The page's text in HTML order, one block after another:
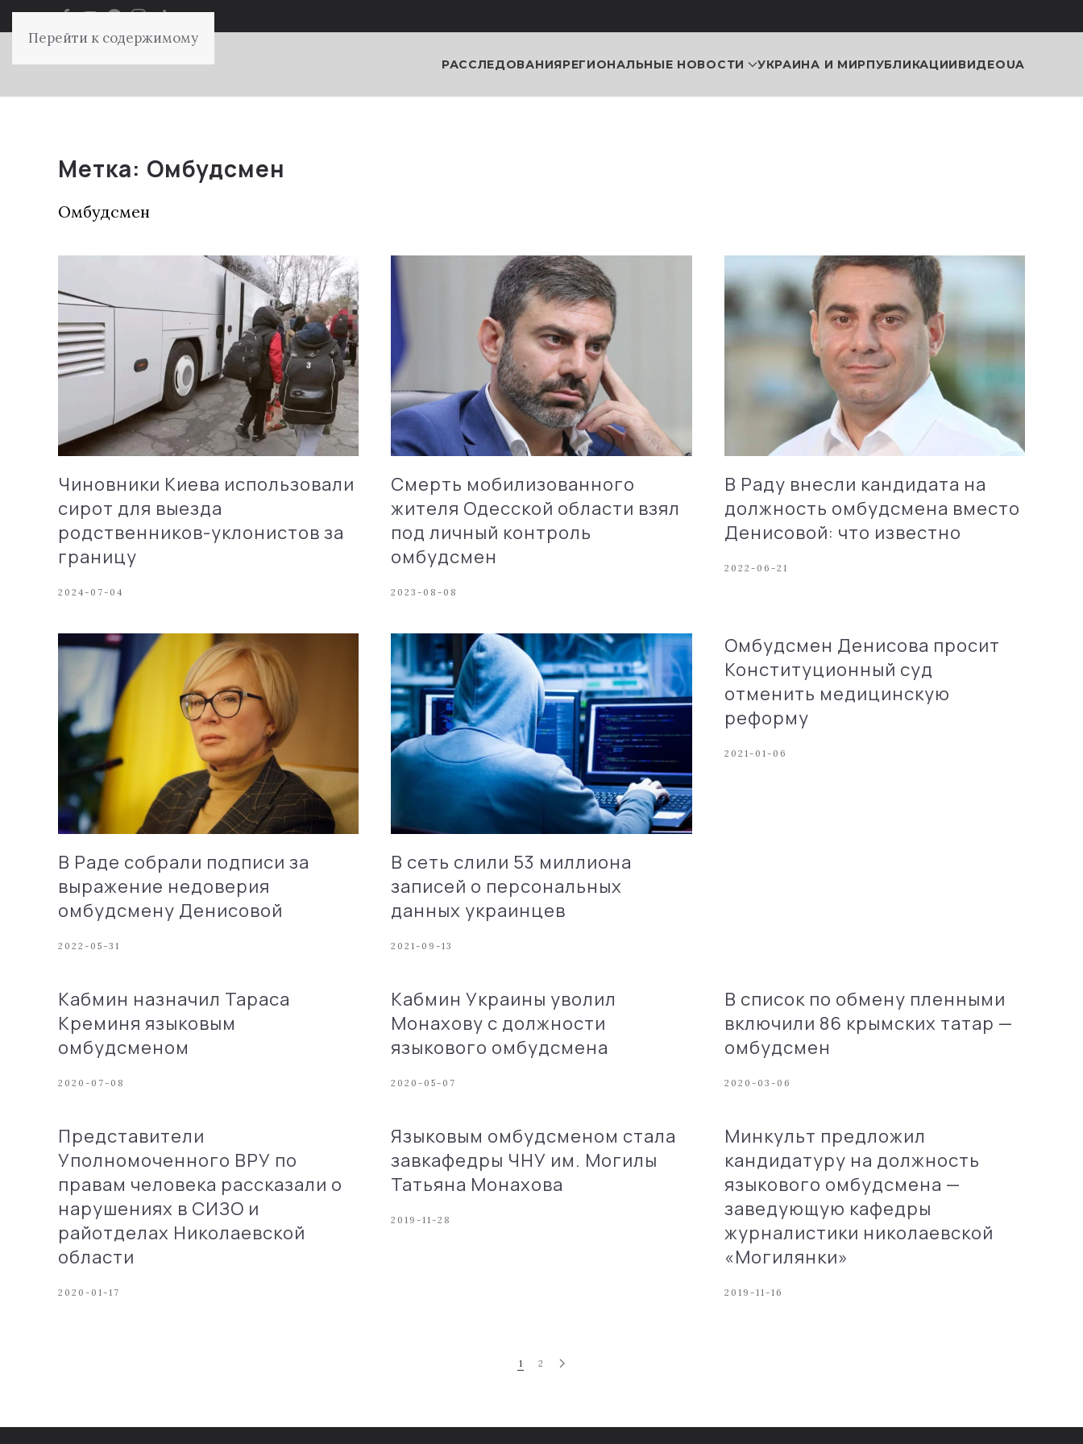
Перейти к содержимому
РАССЛЕДОВАНИЯРЕГИОНАЛЬНЫЕ НОВОСТИ УКРАИНА И МИРПУБЛИКАЦИИВИДЕОUA
Метка: Омбудсмен
Омбудсмен
Чиновники Киева использовали
сирот для выезда
родственников-уклонистов за
границу
2024-07-04
Смерть мобилизованного
жителя Одесской области взял
под личный контроль
омбудсмен
2023-08-08
В Раду внесли кандидата на
должность омбудсмена вместо
Денисовой: что известно
2022-06-21
В Раде собрали подписи за
выражение недоверия
омбудсмену Денисовой
2022-05-31
В сеть слили 53 миллиона
записей о персональных
данных украинцев
2021-09-13
Омбудсмен Денисова просит
Конституционный суд
отменить медицинскую
реформу
2021-01-06
Кабмин назначил Тараса
Креминя языковым
омбудсменом
2020-07-08
Кабмин Украины уволил
Монахову с должности
языкового омбудсмена
2020-05-07
В список по обмену пленными
включили 86 крымских татар —
омбудсмен
2020-03-06
Представители
Уполномоченного ВРУ по
правам человека рассказали о
нарушениях в СИЗО и
райотделах Николаевской
области
2020-01-17
Языковым омбудсменом стала
завкафедры ЧНУ им. Могилы
Татьяна Монахова
2019-11-28
Минкульт предложил
кандидатуру на должность
языкового омбудсмена —
заведующую кафедры
журналистики николаевской
«Могилянки»
2019-11-16
1 2